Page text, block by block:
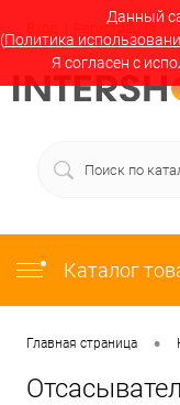
Данный
(Политика
Я согласен с
Вход Регистрация
Каталог
Главная страница •